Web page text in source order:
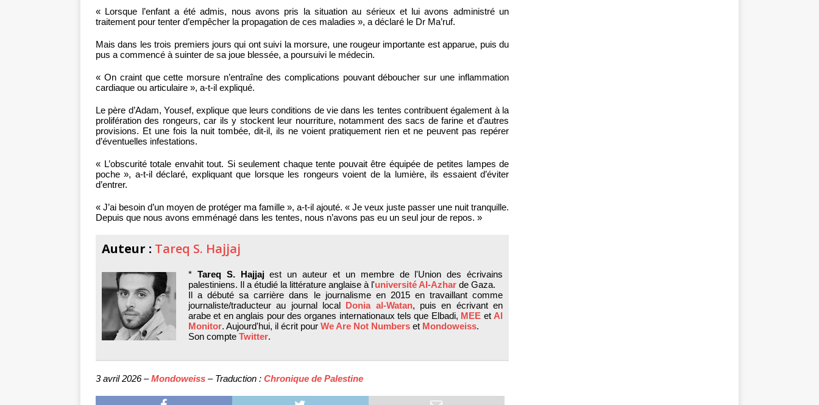
« Lorsque l’enfant a été admis, nous avons pris la situation au sérieux et lui avons administré un
traitement pour tenter d’empêcher la propagation de ces maladies », a déclaré le Dr Ma’ruf.
Mais dans les trois premiers jours qui ont suivi la morsure, une rougeur importante est apparue, puis du
pus a commencé à suinter de sa joue blessée, a poursuivi le médecin.
« On craint que cette morsure n’entraîne des complications pouvant déboucher sur une inflammation
cardiaque ou articulaire », a-t-il expliqué.
Le père d’Adam, Yousef, explique que leurs conditions de vie dans les tentes contribuent également à la
prolifération des rongeurs, car ils y stockent leur nourriture, notamment des sacs de farine et d’autres
provisions. Et une fois la nuit tombée, dit-il, ils ne voient pratiquement rien et ne peuvent pas repérer
d’éventuelles infestations.
« L’obscurité totale envahit tout. Si seulement chaque tente pouvait être équipée de petites lampes de
poche », a-t-il déclaré, expliquant que lorsque les rongeurs voient de la lumière, ils essaient d’éviter
d’entrer.
« J’ai besoin d’un moyen de protéger ma famille », a-t-il ajouté. « Je veux juste passer une nuit tranquille.
Depuis que nous avons emménagé dans les tentes, nous n’avons pas eu un seul jour de repos. »
Auteur : Tareq S. Hajjaj
* Tareq S. Hajjajest un auteur et un membre de l'Union des écrivains
palestiniens. Il a étudié la littérature anglaise à l'université Al-Azhar de Gaza.
Il a débuté sa carrière dans le journalisme en 2015 en travaillant comme
journaliste/traducteur au journal local Donia al-Watan, puis en écrivant en
arabe et en anglais pour des organes internationaux tels que Elbadi, MEE et Al
Monitor. Aujourd'hui, il écrit pour We Are Not Numbers et Mondoweiss.
Son compte Twitter.
3 avril 2026 –Mondoweiss – Traduction : Chronique de Palestine